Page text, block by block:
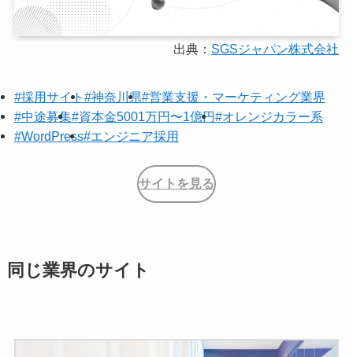
出典： SGSジャパン株式会社
#採用サイト #神奈川県#営業支援・マーケティング業界
#中途募集#資本金5001万円〜1億円#オレンジカラー系
#WordPress#エンジニア採用
サイトを見る
同じ業界のサイト